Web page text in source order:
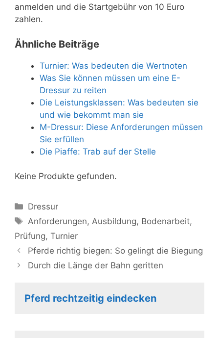
anmelden und die Startgebühr von 10 Euro
zahlen.
Ähnliche Beiträge
Turnier: Was bedeuten die Wertnoten
Was Sie können müssen um eine E-
Dressur zu reiten
Die Leistungsklassen: Was bedeuten sie
und wie bekommt man sie
M-Dressur: Diese Anforderungen müssen
Sie erfüllen
Die Piaffe: Trab auf der Stelle
Keine Produkte gefunden.
Kategorien
Dressur
Schlagwörter
Anforderungen,Ausbildung, Bodenarbeit,
Prüfung, Turnier
Pferde richtig biegen: So gelingt die Biegung
Durch die Länge der Bahn geritten
Pferd rechtzeitig eindecken